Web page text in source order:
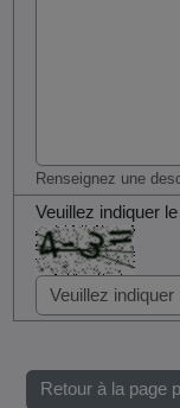
Renseignez une
Veuillez indiquer
Retour à la page